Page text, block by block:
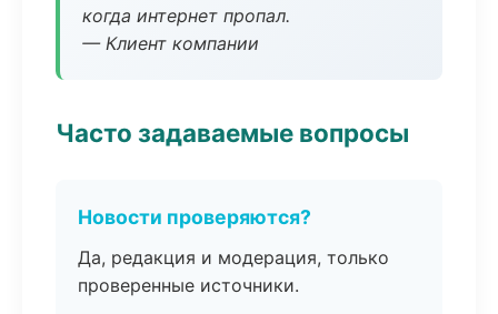
когда интернет пропал.
— Клиент компании
Часто задаваемые вопросы
Новости проверяются?
Да, редакция и модерация, только
проверенные источники.